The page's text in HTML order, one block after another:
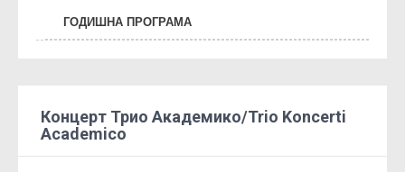
ГОДИШНА ПРОГРАМА
Концерт Трио Академико/Trio Koncerti
Academico